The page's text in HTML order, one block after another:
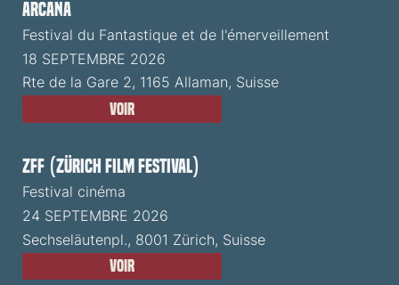
ARCANA
Festival du Fantastique et de l'émerveillement
18 SEPTEMBRE 2026
Rte de la Gare 2, 1165 Allaman, Suisse
Voir
ZFF (Zürich Film Festival)
Festival cinéma
24 SEPTEMBRE 2026
Sechseläutenpl., 8001 Zürich, Suisse
Voir